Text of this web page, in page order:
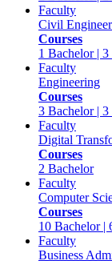
Faculty
Civil
Courses
1 Bachelor |
Faculty
Engineering
Courses
3 Bachelor | 3
Faculty
Digital
Courses
2 Bachelor
Faculty
Computer
Courses
10 Bachelor |
Faculty
Business